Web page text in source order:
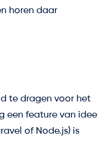
horen daar
te dragen voor het
een feature van idee
of Node.js) is